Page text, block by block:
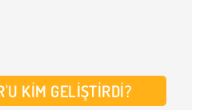
KIM GELIŞTIRDI?